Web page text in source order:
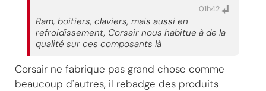
01h42
Ram, boitiers, claviers, mais aussi en
refroidissement, Corsair nous habitue à de la
qualité sur ces composants là
Corsair ne fabrique pas grand chose comme
beaucoup d'autres, il rebadge des produits